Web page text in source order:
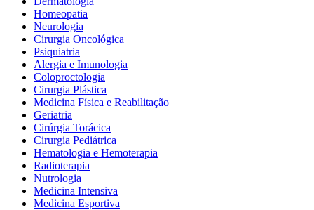
Homeopatia
Neurologia
Cirurgia Oncológica
Psiquiatria
Alergia e Imunologia
Coloproctologia
Cirurgia Plástica
Medicina Física e Reabilitação
Geriatria
Cirúrgia Torácica
Cirurgia Pediátrica
Hematologia e Hemoterapia
Radioterapia
Nutrologia
Medicina Intensiva
Medicina Esportiva